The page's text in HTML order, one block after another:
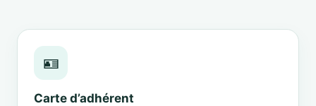
🪪
Carte d’adhérent